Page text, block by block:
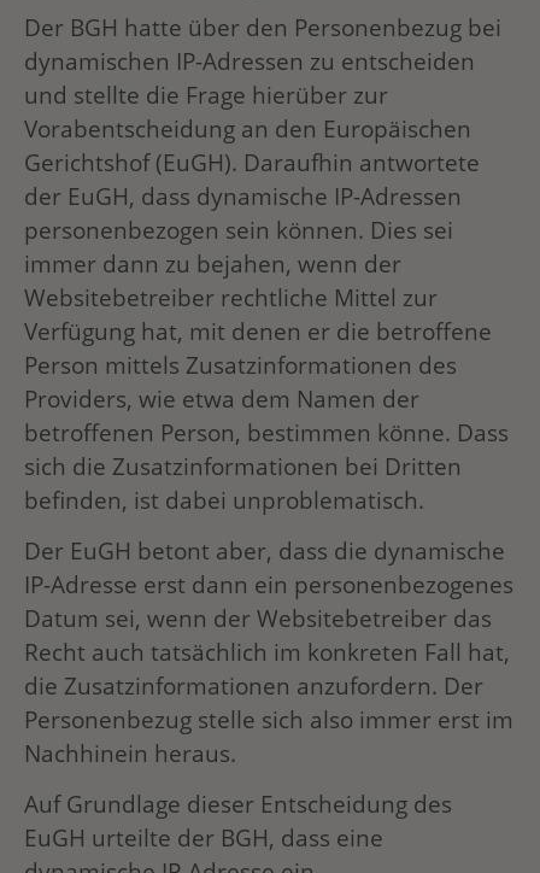
Der BGH hatte über den Personenbezug bei
dynamischen IP-Adressen zu entscheiden
und stellte die Frage hierüber zur
Vorabentscheidung an den Europäischen
Gerichtshof (EuGH). Daraufhin antwortete
der EuGH, dass dynamische IP-Adressen
personenbezogen sein können. Dies sei
immer dann zu bejahen, wenn der
Websitebetreiber rechtliche Mittel zur
Verfügung hat, mit denen er die betroffene
Person mittels Zusatzinformationen des
Providers, wie etwa dem Namen der
betroffenen Person, bestimmen könne. Dass
sich die Zusatzinformationen bei Dritten
befinden, ist dabei unproblematisch.
Der EuGH betont aber, dass die dynamische
IP-Adresse erst dann ein personenbezogenes
Datum sei, wenn der Websitebetreiber das
Recht auch tatsächlich im konkreten Fall hat,
die Zusatzinformationen anzufordern. Der
Personenbezug stelle sich also immer erst im
Nachhinein heraus.
Auf Grundlage dieser Entscheidung des
EuGH urteilte der BGH, dass eine